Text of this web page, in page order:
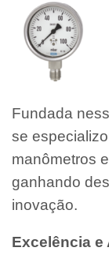
Fundada
se
manômetros
ganhando
inovação.
Excelência e